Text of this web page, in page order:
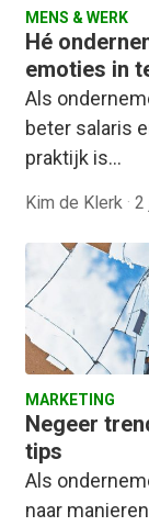
MENS & WERK
Hé
emoties in
Als
beter salaris
praktijk is…
Kim de Klerk · 2
MARKETING
Negeer
tips
Als
naar